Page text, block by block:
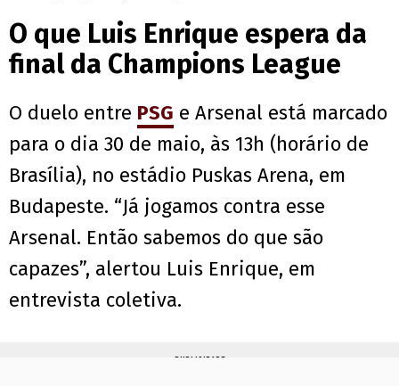
O que Luis Enrique espera da
final da Champions League
O duelo entre PSG e Arsenal está marcado
para o dia 30 de maio, às 13h (horário de
Brasília), no estádio Puskas Arena, em
Budapeste. “Já jogamos contra esse
Arsenal. Então sabemos do que são
capazes”, alertou Luis Enrique, em
entrevista coletiva.
PUBLICIDADE